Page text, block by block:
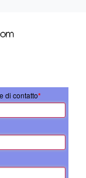
di contatto*